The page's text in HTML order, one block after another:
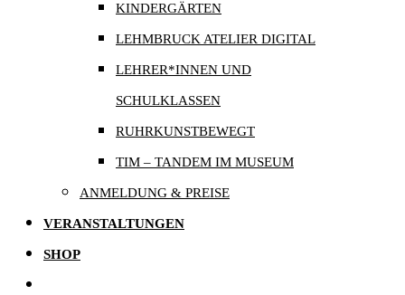
KINDERGÄRTEN
LEHMBRUCK ATELIER DIGITAL
LEHRER*INNEN UND
SCHULKLASSEN
RUHRKUNSTBEWEGT
TIM – TANDEM IM MUSEUM
ANMELDUNG & PREISE
VERANSTALTUNGEN
SHOP